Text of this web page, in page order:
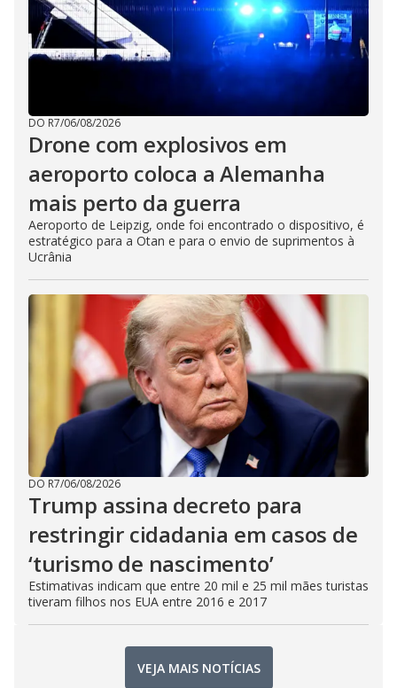
DO R7/06/08/2026
Drone com explosivos em
aeroporto coloca a Alemanha
mais perto da guerra
Aeroporto de Leipzig, onde foi encontrado o dispositivo, é
estratégico para a Otan e para o envio de suprimentos à
Ucrânia
DO R7/06/08/2026
Trump assina decreto para
restringir cidadania em casos de
‘turismo de nascimento’
Estimativas indicam que entre 20 mil e 25 mil mães turistas
tiveram filhos nos EUA entre 2016 e 2017
VEJA MAIS NOTÍCIAS